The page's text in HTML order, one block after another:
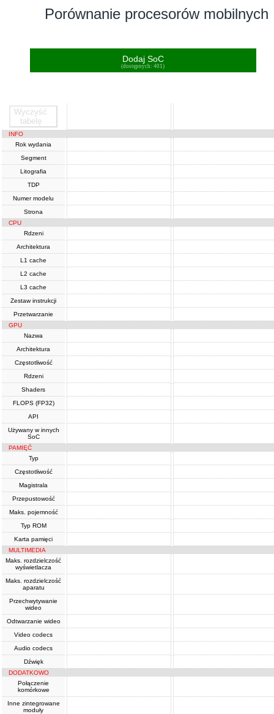
Porównanie procesorów mobilnych
Dodaj SoC
(dostępnych: 401)
Wyczyść
tabelę
INFO
Rok wydania
Segment
Litografia
TDP
Numer modelu
Strona
CPU
Rdzeni
Architektura
L1 cache
L2 cache
L3 cache
Zestaw instrukcji
Przetwarzanie
GPU
Nazwa
Architektura
Częstotliwość
Rdzeni
Shaders
FLOPS (FP32)
API
Używany w innych
SoC
PAMIĘĆ
Typ
Częstotliwość
Magistrala
Przepustowość
Maks. pojemność
Typ ROM
Karta pamięci
MULTIMEDIA
Maks. rozdzielczość
wyświetlacza
Maks. rozdzielczość
aparatu
Przechwytywanie
wideo
Odtwarzanie wideo
Video codecs
Audio codecs
Dźwięk
DODATKOWO
Połączenie
komórkowe
Inne zintegrowane
moduły